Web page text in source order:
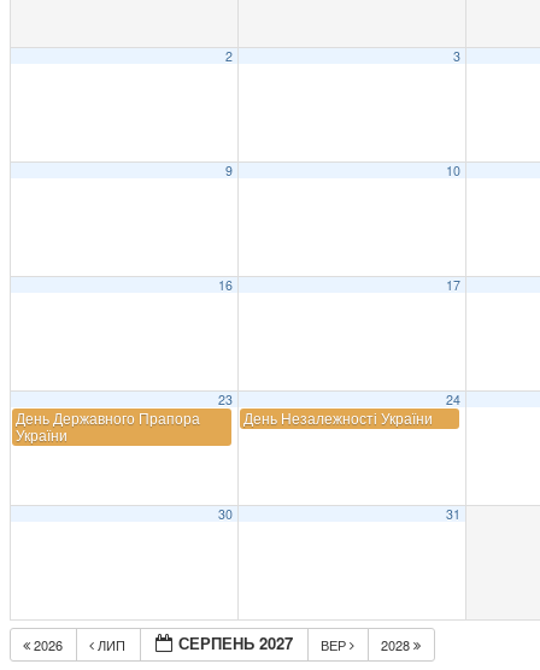
2 3
9 10
16 17
23
День Державного Прапора
України
24
День Незалежності України
30 31
2026 ЛИП СЕРПЕНЬ 2027 ВЕР 2028